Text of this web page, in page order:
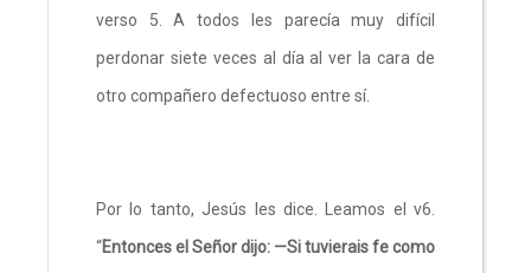
verso 5. A todos les parecía muy difícil
perdonar siete veces al día al ver la cara de
otro compañero defectuoso entre sí.
Por lo tanto, Jesús les dice. Leamos el v6.
“Entonces el Señor dijo: —Si tuvierais fe como